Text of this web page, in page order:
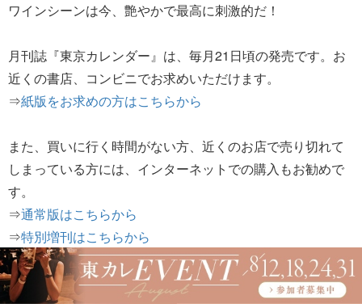
ワインシーンは今、艶やかで最高に刺激的だ！
月刊誌『東京カレンダー』は、毎月21日頃の発売です。お
近くの書店、コンビニでお求めいただけます。
⇒紙版をお求めの方はこちらから
また、買いに行く時間がない方、近くのお店で売り切れて
しまっている方には、インターネットでの購入もお勧めで
す。
⇒通常版はこちらから
⇒特別増刊はこちらから
最新号も過去号（約10年分）も、東カレアプリ内のコイン